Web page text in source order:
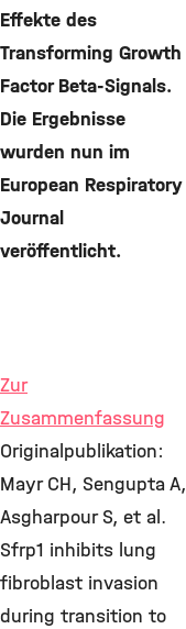
Effekte des
Transforming Growth
Factor Beta-Signals.
Die Ergebnisse
wurden nun im
European Respiratory
Journal
veröffentlicht.
Zur
Zusammenfassung
Originalpublikation:
Mayr CH, Sengupta A,
Asgharpour S, et al.
Sfrp1 inhibits lung
fibroblast invasion
during transition to